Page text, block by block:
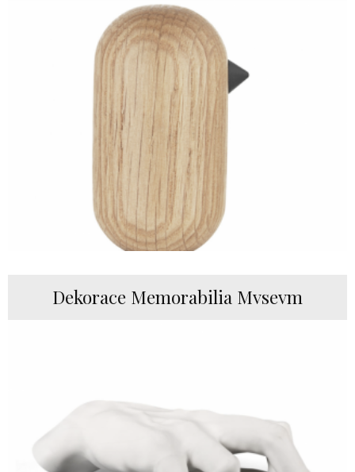
Dekorace Memorabilia Mvsevm